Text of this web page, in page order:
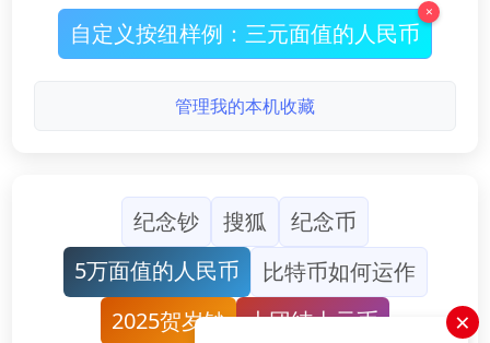
自定义按纽样例：三元面值的人民币
×
管理我的本机收藏
纪念钞 搜狐
纪念币
5万面值的人民币
比特币如何运作
2025贺岁钞
大团结十元币 ×